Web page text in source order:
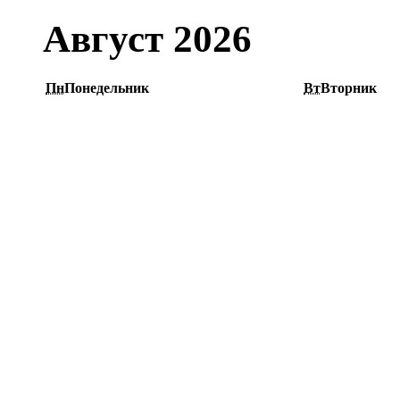
Август 2026
ПнПонедельник ВтВторник